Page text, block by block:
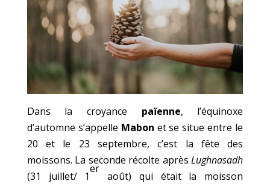
Dans la croyance païenne, l’équinoxe
d’automne s’appelle Mabon et se situe entre le
20 et le 23 septembre, c’est la fête des
moissons. La seconde récolte aprèsLughnasadh
(31 juillet/ 1
er
août) qui était la moisson